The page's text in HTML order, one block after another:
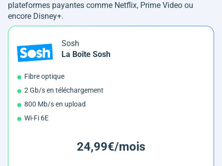
plateformes payantes comme Netflix, Prime Video ou
encore Disney+.
Sosh
La Boîte Sosh
Fibre optique
2 Gb/s en téléchargement
800 Mb/s en upload
Wi-Fi 6E
24,99€/mois